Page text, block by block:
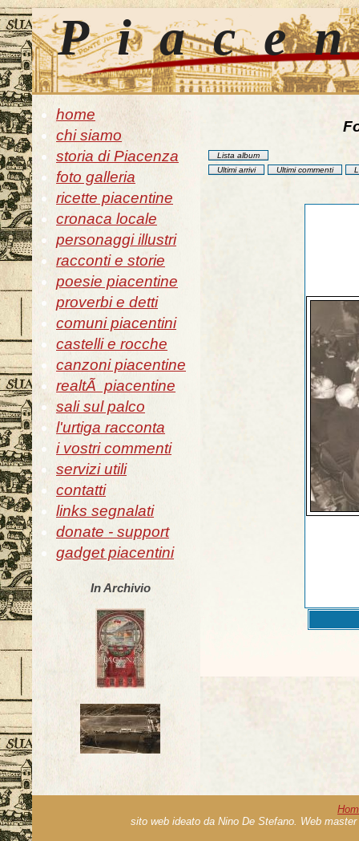
home
chi siamo
storia di Piacenza
foto galleria
ricette piacentine
cronaca locale
personaggi illustri
racconti e storie
poesie piacentine
proverbi e detti
comuni piacentini
castelli e rocche
canzoni piacentine
realtÃ piacentine
sali sul palco
l'urtiga racconta
i vostri commenti
servizi utili
contatti
links segnalati
donate - support
gadget piacentini
In Archivio
Lista album
Ultimi arrivi
Ultimi commenti
sito web ideato da Nino De Stefano. Web